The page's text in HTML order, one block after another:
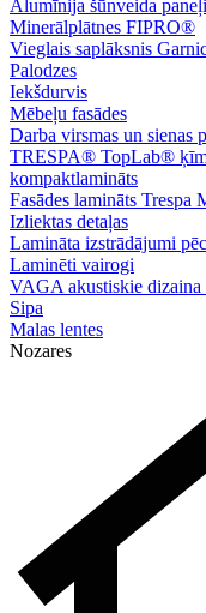
Alumīnija šūnveida
Minerālplātnes FIPRO®
Vieglais saplāksnis
Palodzes
Iekšdurvis
Mēbeļu fasādes
Darba virsmas un sienas
TRESPA® TopLab®
kompaktlamināts
Fasādes lamināts Trespa
Izliektas detaļas
Lamināta izstrādājumi
Laminēti vairogi
VAGA akustiskie dizaina
Sipa
Malas lentes
Nozares